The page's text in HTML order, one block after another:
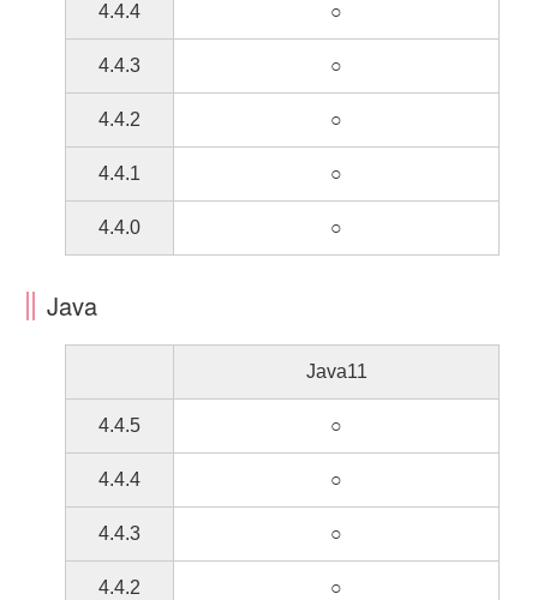
4.4.4 ○
4.4.3 ○
4.4.2 ○
4.4.1 ○
4.4.0 ○
Java
Java11
4.4.5 ○
4.4.4 ○
4.4.3 ○
4.4.2 ○